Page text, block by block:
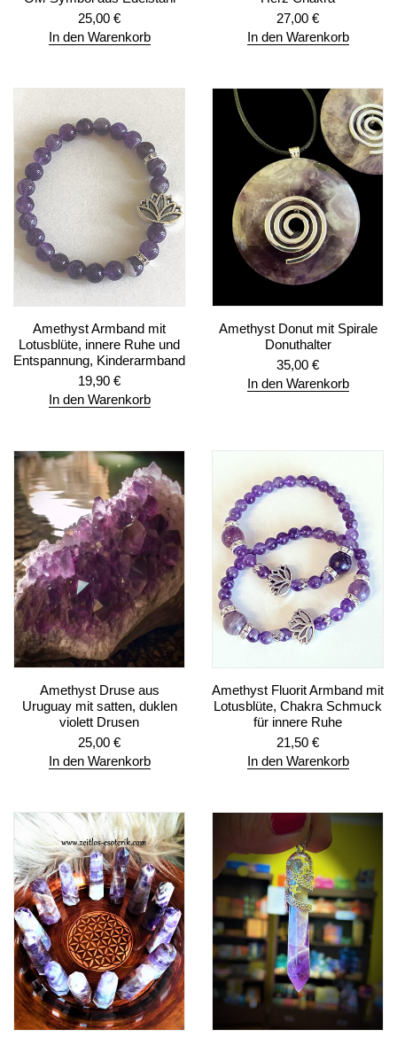
25,00 €
In den Warenkorb
27,00 €
In den Warenkorb
Amethyst Armband mit
Lotusblüte, innere Ruhe und
Entspannung, Kinderarmband
19,90 €
In den Warenkorb
Amethyst Donut mit Spirale
Donuthalter
35,00 €
In den Warenkorb
Amethyst Druse aus
Uruguay mit satten, duklen
violett Drusen
25,00 €
In den Warenkorb
Amethyst Fluorit Armband mit
Lotusblüte, Chakra Schmuck
für innere Ruhe
21,50 €
In den Warenkorb